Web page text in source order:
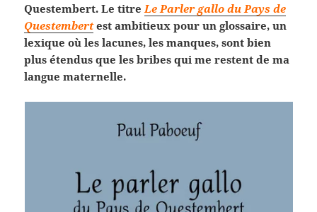
Questembert. Le titre Le Parler gallo du Pays de
Questembertest ambitieux pour un glossaire, un
lexique où les lacunes, les manques, sont bien
plus étendus que les bribes qui me restent de ma
langue maternelle.